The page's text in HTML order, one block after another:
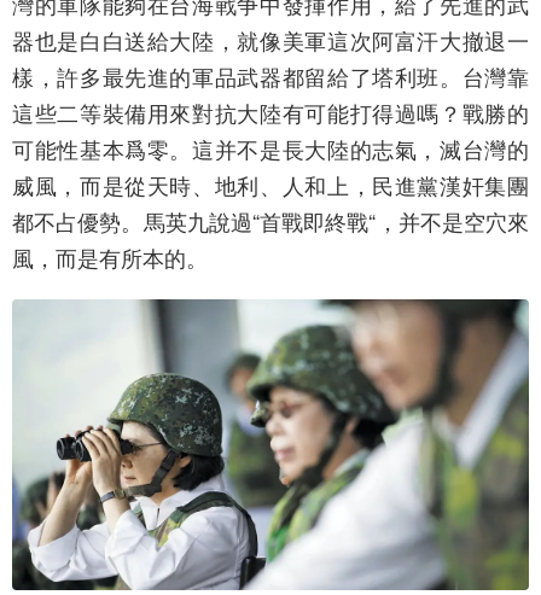
器也是白白送給大陸，就像美軍這次阿富汗大撤退一
樣，許多最先進的軍品武器都留給了塔利班。台灣靠
這些二等裝備用來對抗大陸有可能打得過嗎？戰勝的
可能性基本爲零。這并不是長大陸的志氣，滅台灣的
威風，而是從天時、地利、人和上，民進黨漢奸集團
都不占優勢。馬英九說過“首戰即終戰“，并不是空穴來
風，而是有所本的。